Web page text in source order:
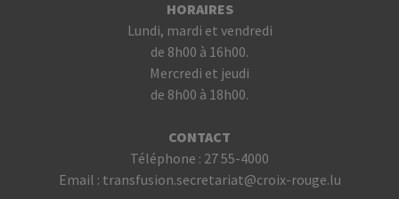
HORAIRES
Lundi, mardi et vendredi
de 8h00 à 16h00.
Mercredi et jeudi
de 8h00 à 18h00.
CONTACT
Téléphone : 27 55-4000
Email : transfusion.secretariat@croix-rouge.lu